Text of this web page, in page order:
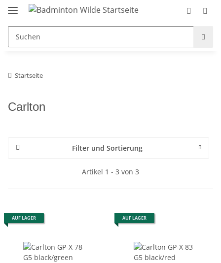
Startseite
Carlton
Filter und Sortierung
Artikel 1 - 3 von 3
AUF LAGER AUF LAGER